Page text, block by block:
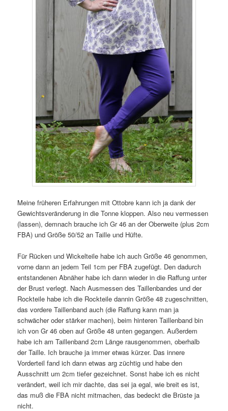
Meine früheren Erfahrungen mit Ottobre kann ich ja dank der
Gewichtsveränderung in die Tonne kloppen. Also neu vermessen
(lassen), demnach brauche ich Gr 46 an der Oberweite (plus 2cm
FBA) und Größe 50/52 an Taille und Hüfte.
Für Rücken und Wickelteile habe ich auch Größe 46 genommen,
vorne dann an jedem Teil 1cm per FBA zugefügt. Den dadurch
entstandenen Abnäher habe ich dann wieder in die Raffung unter
der Brust verlegt. Nach Ausmessen des Taillenbandes und der
Rockteile habe ich die Rockteile dannin Größe 48 zugeschnitten,
das vordere Taillenband auch (die Raffung kann man ja
schwächer oder stärker machen), beim hinteren Taillenband bin
ich von Gr 46 oben auf Größe 48 unten gegangen. Außerdem
habe ich am Taillenband 2cm Länge rausgenommen, oberhalb
der Taille. Ich brauche ja immer etwas kürzer. Das innere
Vorderteil fand ich dann etwas arg züchtig und habe den
Ausschnitt um 2cm tiefer gezeichnet. Sonst habe ich es nicht
verändert, weil ich mir dachte, das sei ja egal, wie breit es ist,
das muß die FBA nicht mitmachen, das bedeckt die Brüste ja
nicht.